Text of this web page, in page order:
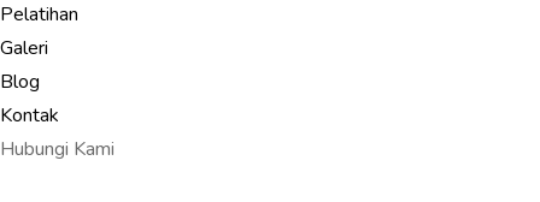
Pelatihan
Galeri
Blog
Kontak
Hubungi Kami